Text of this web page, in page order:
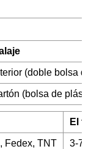
(doble bolsa
(bolsa de
El
Fedex, TNT 3-7